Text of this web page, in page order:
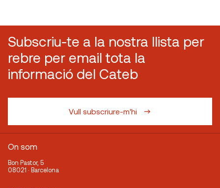
Subscriu-te a la nostra llista per
rebre per email tota la
informació del Cateb
Vull subscriure-m'hi
On som
Bon Pastor, 5
08021 · Barcelona